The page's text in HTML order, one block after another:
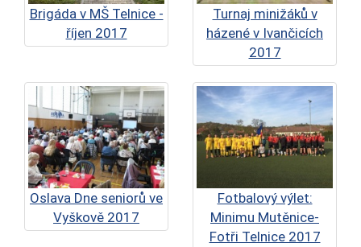
Brigáda v MŠ Telnice -
říjen 2017
Turnaj minižáků v
házené v Ivančicích
2017
Oslava Dne seniorů ve
Vyškově 2017
Fotbalový výlet:
Minimu Mutěnice-
Fotři Telnice 2017